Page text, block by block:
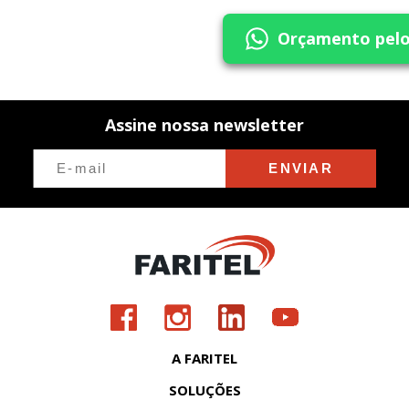
Orçamento
Assine nossa newsletter
ENVIAR
A FARITEL
SOLUÇÕES